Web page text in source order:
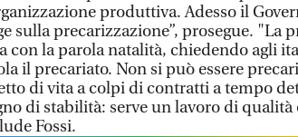
produttiva. Adesso il
sulla precarizzazione”, prosegue. "La
con la parola natalità, chiedendo agli
il precariato. Non si può essere
di vita a colpi di contratti a tempo
di stabilità: serve un lavoro di qualità
Fossi.